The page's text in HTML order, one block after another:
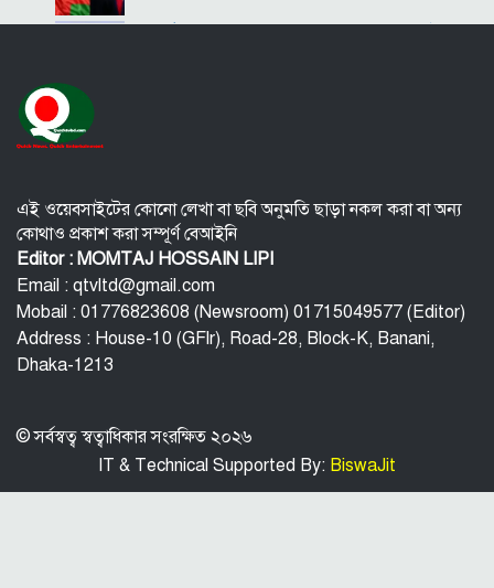
কর্মস্থলে নারী সহকর্মী নির্যাতন: রাঙামাটিতে
সরকারি কর্মকর্তা গ্রেফতার
ভেনেজুয়েলায় হামলার নির্দেশ দিয়েছেন ট্রাম্প
এই ওয়েবসাইটের কোনো লেখা বা ছবি অনুমতি ছাড়া নকল করা বা অন্য
কোথাও প্রকাশ করা সম্পূর্ণ বেআইনি
Editor : MOMTAJ HOSSAIN LIPI
Email : qtvltd@gmail.com
Mobail : 01776823608 (Newsroom) 01715049577 (Editor)
Address : House-10 (GFlr), Road-28, Block-K, Banani,
Dhaka-1213
© সর্বস্বত্ব স্বত্বাধিকার সংরক্ষিত ২০২৬
IT & Technical Supported By: BiswaJit